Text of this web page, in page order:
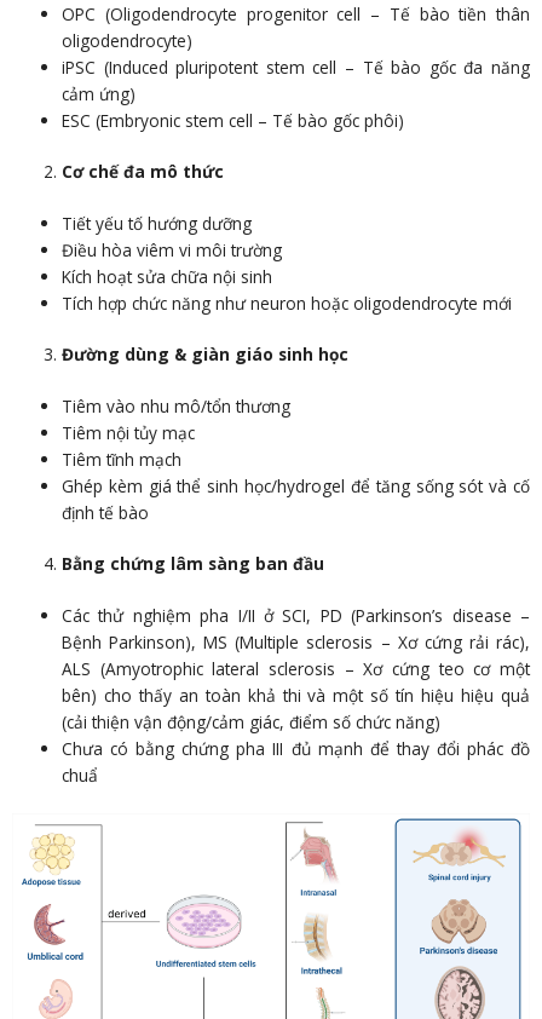
OPC (Oligodendrocyte progenitor cell – Tế bào tiền thân
oligodendrocyte)
iPSC (Induced pluripotent stem cell – Tế bào gốc đa năng
cảm ứng)
ESC (Embryonic stem cell – Tế bào gốc phôi)
Cơ chế đa mô thức
Tiết yếu tố hướng dưỡng
Điều hòa viêm vi môi trường
Kích hoạt sửa chữa nội sinh
Tích hợp chức năng như neuron hoặc oligodendrocyte mới
Đường dùng & giàn giáo sinh học
Tiêm vào nhu mô/tổn thương
Tiêm nội tủy mạc
Tiêm tĩnh mạch
Ghép kèm giá thể sinh học/hydrogel để tăng sống sót và cố
định tế bào
Bằng chứng lâm sàng ban đầu
Các thử nghiệm pha I/II ở SCI, PD (Parkinson’s disease –
Bệnh Parkinson), MS (Multiple sclerosis – Xơ cứng rải rác),
ALS (Amyotrophic lateral sclerosis – Xơ cứng teo cơ một
bên) cho thấy an toàn khả thi và một số tín hiệu hiệu quả
(cải thiện vận động/cảm giác, điểm số chức năng)
Chưa có bằng chứng pha III đủ mạnh để thay đổi phác đồ
chuẩ